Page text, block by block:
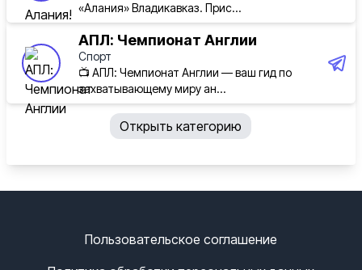
«Алания» Владикавказ. Прис...
АПЛ: Чемпионат Англии
Спорт
📺 АПЛ: Чемпионат Англии — ваш гид по
захватывающему миру ан...
Открыть категорию
Пользовательское соглашение